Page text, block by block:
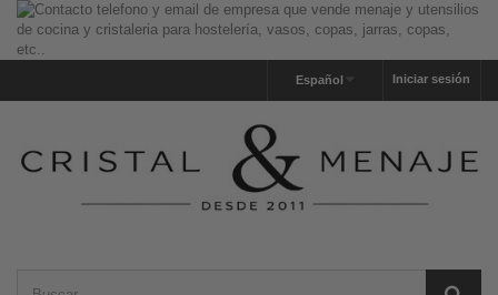
Iniciar sesión
Español